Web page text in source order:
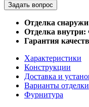
Задать вопрос
Отделка
Отделка внутри:
Гарантия
Характеристики
Конструкции
Доставка и
Варианты отделки
Фурнитура